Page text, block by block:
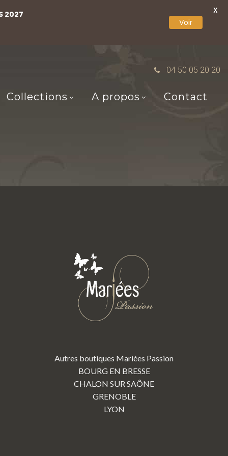
04 50 05 20 20
Collections A propos Contact
Autres boutiques Mariées Passion
BOURG EN BRESSE
CHALON SUR SAÔNE
GRENOBLE
LYON
2027
Voir
X